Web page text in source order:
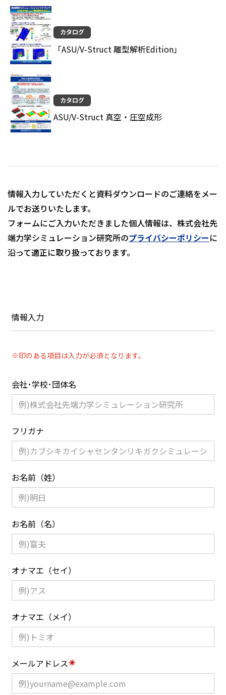
カタログ
「ASU/V-Struct 離型解析Edition」
カタログ
ASU/V-Struct 真空・圧空成形
情報入力していただくと資料ダウンロードのご連絡をメー
ルでお送りいたします。
フォームにご入力いただきました個人情報は、株式会社先
端力学シミュレーション研究所のプライバシーポリシーに
沿って適正に取り扱っております。